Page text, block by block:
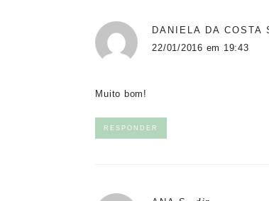
DANIELA DA COSTA
22/01/2016 em 19:43
Muito bom!
RESPONDER